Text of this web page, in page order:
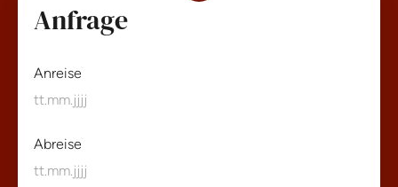
Anfrage
Anreise
Abreise